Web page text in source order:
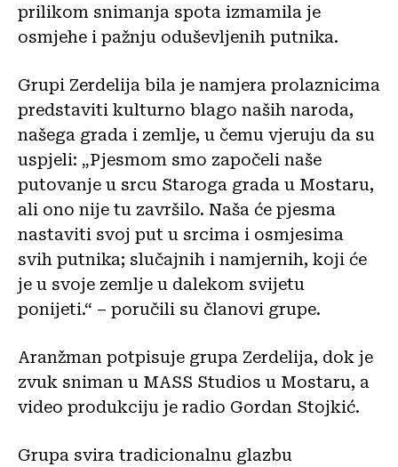
prilikom snimanja spota izmamila je
osmjehe i pažnju oduševljenih putnika.
Grupi Zerdelija bila je namjera prolaznicima
predstaviti kulturno blago naših naroda,
našega grada i zemlje, u čemu vjeruju da su
uspjeli: „Pjesmom smo započeli naše
putovanje u srcu Staroga grada u Mostaru,
ali ono nije tu završilo. Naša će pjesma
nastaviti svoj put u srcima i osmjesima
svih putnika; slučajnih i namjernih, koji će
je u svoje zemlje u dalekom svijetu
ponijeti.“ – poručili su članovi grupe.
Aranžman potpisuje grupa Zerdelija, dok je
zvuk sniman u MASS Studios u Mostaru, a
video produkciju je radio Gordan Stojkić.
Grupa svira tradicionalnu glazbu